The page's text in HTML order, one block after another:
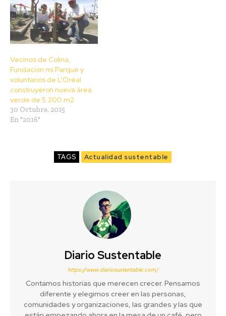
Vecinos de Colina,
Fundación mi Parque y
voluntarios de L’Oréal
construyeron nueva área
verde de 5.200 m2
30 Octubre, 2015
En "2016"
TAGS Actualidad sustentable
Diario Sustentable
https://www.diariosustentable.com/
Contamos historias que merecen crecer. Pensamos
diferente y elegimos creer en las personas,
comunidades y organizaciones, las grandes y las que